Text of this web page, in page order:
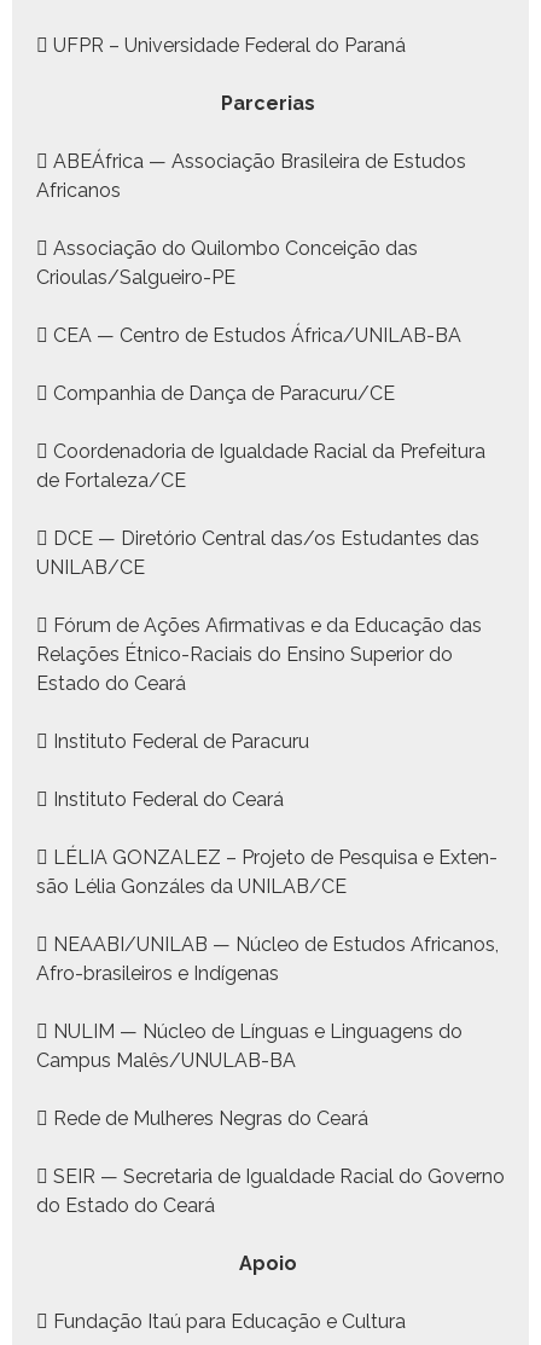
 UFPR – Uni­ver­si­dade Fed­er­al do Paraná
Parce­rias
 ABEÁfrica — Asso­ci­ação Brasileira de Estu­dos
Africanos
 Asso­ci­ação do Quilom­bo Con­ceição das
Crioulas/Salgueiro-PE
 CEA — Cen­tro de Estu­dos África/U­NI­LAB-BA
 Com­pan­hia de Dança de Paracuru/CE
 Coor­de­nado­ria de Igual­dade Racial da Prefeitu­ra
de Fortaleza/CE
 DCE — Diretório Cen­tral das/os Estu­dantes das
UNILAB/CE
 Fórum de Ações Afir­ma­ti­vas e da Edu­cação das
Relações Étni­co-Raci­ais do Ensi­no Supe­ri­or do
Esta­do do Ceará
 Insti­tu­to Fed­er­al de Paracu­ru
 Insti­tu­to Fed­er­al do Ceará
 LÉLIA GONZALEZ – Pro­je­to de Pesquisa e Exten­
são Lélia Gonzáles da UNILAB/CE
 NEAABI/UNILAB — Núcleo de Estu­dos Africanos,
Afro-brasileiros e Indí­ge­nas
 NULIM — Núcleo de Lín­guas e Lin­gua­gens do
Cam­pus Malês/UNULAB-BA
 Rede de Mul­heres Negras do Ceará
 SEIR — Sec­re­taria de Igual­dade Racial do Gov­er­no
do Esta­do do Ceará
Apoio
 Fun­dação Itaú para Edu­cação e Cul­tura